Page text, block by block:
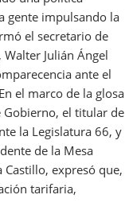
gente impulsando la
el secretario de
Julián Ángel
ante el
el marco de la glosa
el titular de
la Legislatura 66, y
de la Mesa
Castillo, expresó que,
tarifaria,